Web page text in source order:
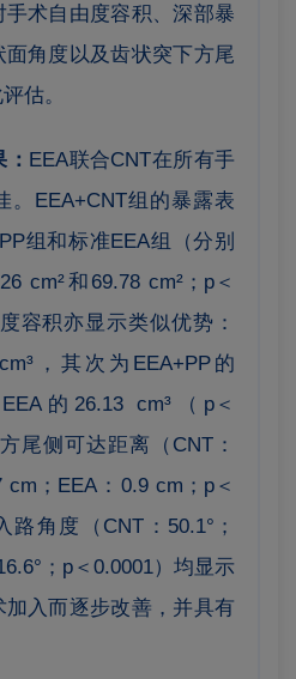
术自由度容积、深部暴
角度以及齿状突下方尾
估。
EEA联合CNT在所有手
EEA+CNT组的暴露表
组和标准EEA组（分别
cm²和69.78 cm²；p＜
容积亦显示类似优势：
，其次为EEA+PP的
的26.13 cm³（p＜
尾侧可达距离（CNT：
；EEA：0.9 cm；p＜
角度（CNT：50.1°；
；p＜0.0001）均显示
入而逐步改善，并具有